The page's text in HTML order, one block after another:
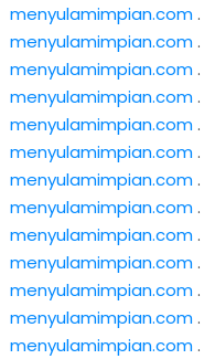
menyulamimpian.com.
menyulamimpian.com.
menyulamimpian.com.
menyulamimpian.com.
menyulamimpian.com.
menyulamimpian.com.
menyulamimpian.com.
menyulamimpian.com.
menyulamimpian.com.
menyulamimpian.com.
menyulamimpian.com.
menyulamimpian.com.
menyulamimpian.com.